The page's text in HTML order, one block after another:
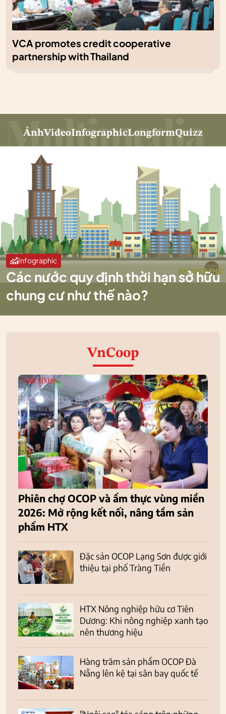
VCA promotes credit cooperative
partnership with Thailand
ẢnhVideoInfographicLongformQuizz
Infographic
Các nước quy định thời hạn sở hữu
chung cư như thế nào?
VnCoop
Phiên chợ OCOP và ẩm thực vùng miền
2026: Mở rộng kết nối, nâng tầm sản
phẩm HTX
Đặc sản OCOP Lạng Sơn được giới
thiệu tại phố Tràng Tiền
HTX Nông nghiệp hữu cơ Tiên
Dương: Khi nông nghiệp xanh tạo
nên thương hiệu
Hàng trăm sản phẩm OCOP Đà
Nẵng lên kệ tại sân bay quốc tế